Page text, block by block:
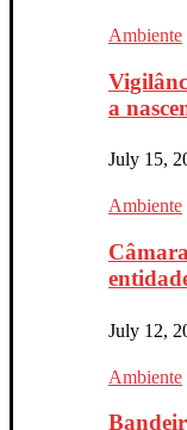
Ambiente
a
July 15,
Ambiente
July 12,
Ambiente